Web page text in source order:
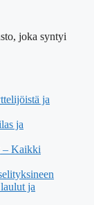
joka syntyi
ja
ja
– Kaikki
ja